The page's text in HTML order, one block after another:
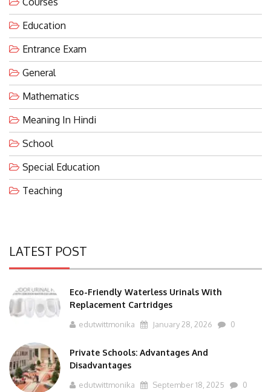
Education
Entrance Exam
General
Mathematics
Meaning In Hindi
School
Special Education
Teaching
LATEST POST
Eco-Friendly Waterless Urinals With
Replacement Cartridges
edutwittmonika January 28, 2026 0
Private Schools: Advantages And
Disadvantages
edutwittmonika September 18, 2025 0